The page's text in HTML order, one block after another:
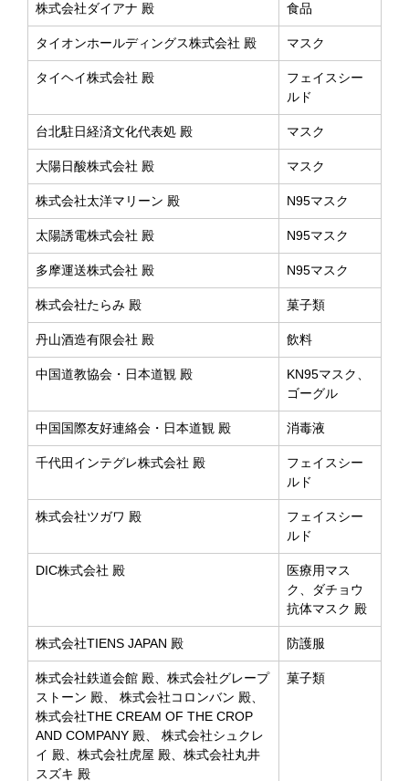
株式会社ダイアナ 殿 食品
タイオンホールディングス株式会社 殿 マスク
タイヘイ株式会社 殿
フェイスシー
ルド
台北駐日経済文化代表処 殿 マスク
大陽日酸株式会社 殿 マスク
株式会社太洋マリーン 殿 N95マスク
太陽誘電株式会社 殿 N95マスク
多摩運送株式会社 殿 N95マスク
株式会社たらみ 殿 菓子類
丹山酒造有限会社 殿 飲料
中国道教協会・日本道観 殿
KN95マスク、
ゴーグル
中国国際友好連絡会・日本道観 殿 消毒液
千代田インテグレ株式会社 殿
フェイスシー
ルド
株式会社ツガワ 殿
フェイスシー
ルド
DIC株式会社 殿
医療用マス
ク、ダチョウ
抗体マスク 殿
株式会社TIENS JAPAN 殿 防護服
株式会社鉄道会館 殿、株式会社グレープ
ストーン 殿、 株式会社コロンバン 殿、
株式会社THE CREAM OF THE CROP
AND COMPANY 殿、 株式会社シュクレ
イ 殿、株式会社虎屋 殿、株式会社丸井
スズキ 殿
菓子類